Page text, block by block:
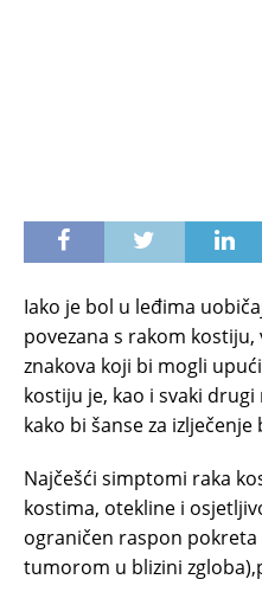
Iako je bol u leđima
povezana s rakom
znakova koji bi mogli
kostiju je, kao i svaki
kako bi šanse za izlječenje
Najčešći simptomi raka
kostima, otekline i
ograničen raspon
tumorom u blizini